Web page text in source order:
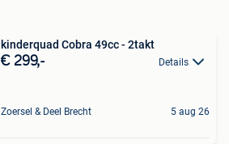
kinderquad Cobra 49cc - 2takt
€ 299,- Details
Zoersel & Deel Brecht 5 aug 26